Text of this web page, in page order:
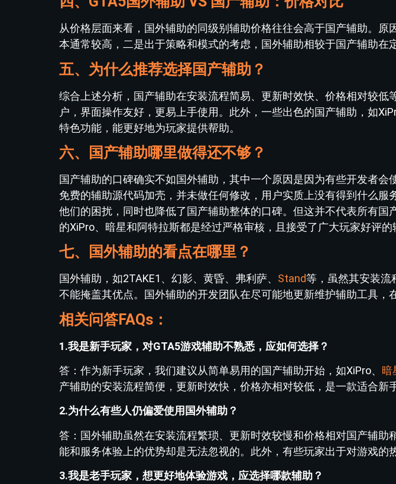
从价格层面来看，国外辅助的同级别辅助价格往往会高于国产辅助。原
本通常较高，二是出于策略和模式的考虑，国外辅助相较于国产辅助在
五、为什么推荐选择国产辅助？
综合上述分析，国产辅助在安装流程简易、更新时效快、价格相对较低
户，界面操作友好，更易上手使用。此外，一些出色的国产辅助，如
特色功能，能更好地为玩家提供帮助。
六、国产辅助哪里做得还不够？
国产辅助的口碑确实不如国外辅助，其中一个原因是因为有些开发者会
免费的辅助源代码加壳，并未做任何修改，用户实质上没有得到什么服
他们的困扰，同时也降低了国产辅助整体的口碑。但这并不代表所有国
的XiPro、暗星和阿特拉斯都是经过严格审核，且接受了广大玩家好评的
七、国外辅助的看点在哪里？
国外辅助，如2TAKE1、幻影、黄昏、弗利萨、 Stand等，虽然其安装流
不能掩盖其优点。国外辅助的开发团队在尽可能地更新维护辅助工具，
相关问答FAQs：
1.我是新手玩家，对GTA5游戏辅助不熟悉，应如何选择？
答：作为新手玩家，我们建议从简单易用的国产辅助开始，如XiPro、 暗
产辅助的安装流程简便，更新时效快，价格亦相对较低，是一款适合新
2.为什么有些人仍偏爱使用国外辅助？
答：国外辅助虽然在安装流程繁琐、更新时效较慢和价格相对国产辅助
能和服务体验上的优势却是无法忽视的。此外，有些玩家出于对游戏的
3.我是老手玩家，想更好地体验游戏，应选择哪款辅助？